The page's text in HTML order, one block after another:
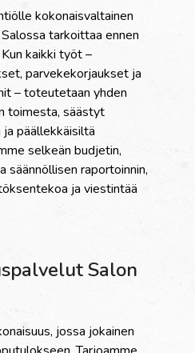
kokonaisvaltainen
tarkoittaa ennen
kaikki työt –
parvekekorjaukset ja
– toteutetaan yhden
toimesta, säästyt
päällekkäisiltä
selkeän budjetin,
säännöllisen raportoinnin,
ja viestintää
Salon
jossa jokainen